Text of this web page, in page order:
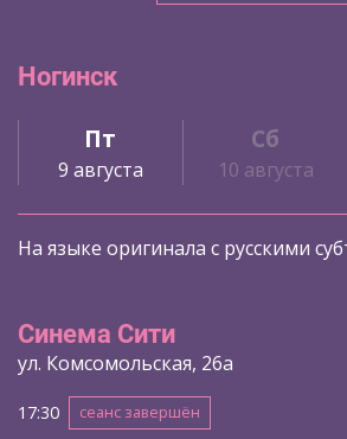
Ногинск
Пт
9 августа
Сб
10 августа
На языке оригинала с русскими
Синема Сити
ул. Комсомольская, 26а
17:30 сеанс завершён